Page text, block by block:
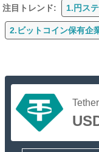
注目トレンド: 1.円ス
2.ビットコイン保有企
Tether